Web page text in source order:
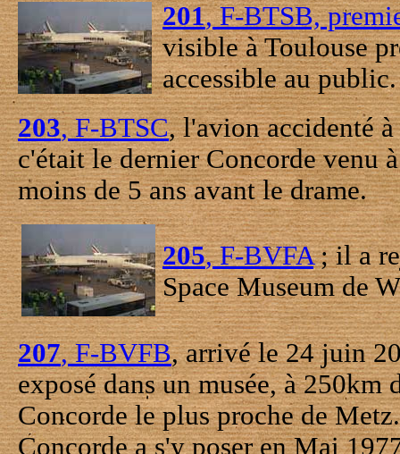
201, F-BTSB,
visible à Toulouse
accessible au public.
203, F-BTSC, l'avion accidenté
c'était le dernier Concorde venu
moins de 5 ans avant le drame.
205, F-BVFA; il a
Space Museum de
207, F-BVFB, arrivé le 24 juin
exposé dans un musée, à 250km
Concorde le plus proche de
Concorde a s'y poser en Mai